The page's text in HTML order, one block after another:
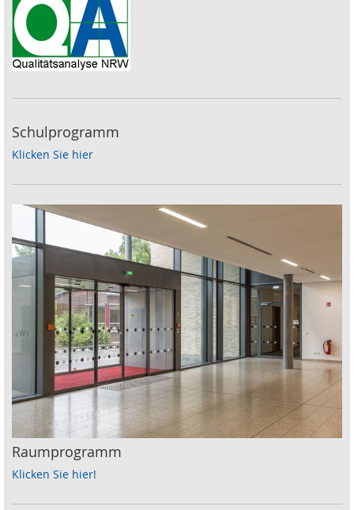
Schulprogramm
Klicken Sie hier
Raumprogramm
Klicken Sie hier!